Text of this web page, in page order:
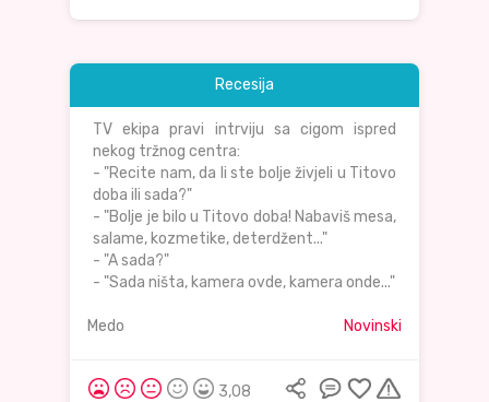
Recesija
TV ekipa pravi intrviju sa cigom ispred
nekog tržnog centra:
- "Recite nam, da li ste bolje živjeli u Titovo
doba ili sada?"
- "Bolje je bilo u Titovo doba! Nabaviš mesa,
salame, kozmetike, deterdžent..."
- "A sada?"
- "Sada ništa, kamera ovde, kamera onde..."
Medo Novinski
3,08